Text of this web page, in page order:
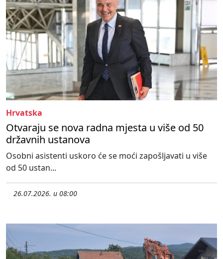
Hrvatska
Otvaraju se nova radna mjesta u više od 50
državnih ustanova
Osobni asistenti uskoro će se moći zapošljavati u više
od 50 ustan...
26.07.2026. u 08:00